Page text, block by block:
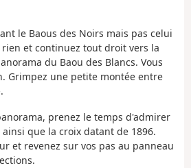
le Baous des Noirs mais pas celui
et continuez tout droit vers la
du Baou des Blancs. Vous
Grimpez une petite montée entre
prenez le temps d'admirer
ainsi que la croix datant de 1896.
et revenez sur vos pas au panneau